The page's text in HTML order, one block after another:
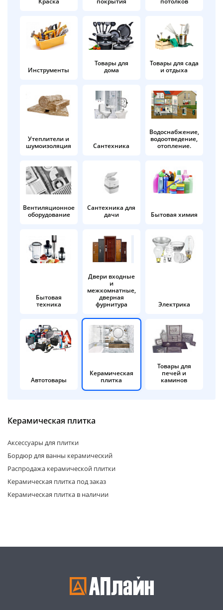
Инструменты
Товары для
дома
Товары для сада
и отдыха
Утеплители и
шумоизоляция
Сантехника
Водоснабжение,
водоотведение,
отопление.
Вентиляционное
оборудование
Сантехника для
дачи
Бытовая химия
Бытовая
техника
Двери входные
и
межкомнатные,
дверная
фурнитура
Электрика
Автотовары
Керамическая
плитка
Товары для
печей и
каминов
Керамическая плитка
Аксессуары для плитки
Бордюр для ванны керамический
Распродажа керамической плитки
Керамическая плитка под заказ
Керамическая плитка в наличии
в корзину
Оплачивайте сегодня только
25% картой любого банка
Получайте товар
выбранный способом
Оставшиеся
% будут
по25%каждые 2 недели
Подробнее
об оплате Плайтом
раз в 2
недели
Остались вопросы?
8 800 302-02-51
plait.ru